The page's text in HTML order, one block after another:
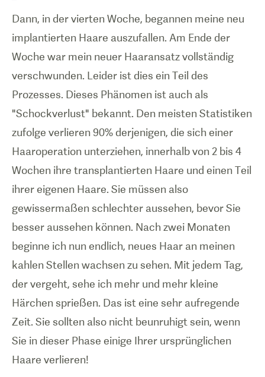
Dann, in der vierten Woche, begannen meine neu
implantierten Haare auszufallen. Am Ende der
Woche war mein neuer Haaransatz vollständig
verschwunden. Leider ist dies ein Teil des
Prozesses. Dieses Phänomen ist auch als
"Schockverlust" bekannt. Den meisten Statistiken
zufolge verlieren 90% derjenigen, die sich einer
Haaroperation unterziehen, innerhalb von 2 bis 4
Wochen ihre transplantierten Haare und einen Teil
ihrer eigenen Haare. Sie müssen also
gewissermaßen schlechter aussehen, bevor Sie
besser aussehen können. Nach zwei Monaten
beginne ich nun endlich, neues Haar an meinen
kahlen Stellen wachsen zu sehen. Mit jedem Tag,
der vergeht, sehe ich mehr und mehr kleine
Härchen sprießen. Das ist eine sehr aufregende
Zeit. Sie sollten also nicht beunruhigt sein, wenn
Sie in dieser Phase einige Ihrer ursprünglichen
Haare verlieren!